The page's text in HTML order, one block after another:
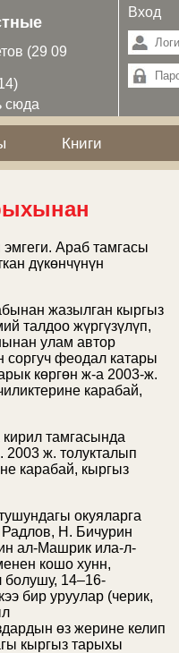
(29 09
сюда
Вход
Книги
эмгеги. Араб тамгасы
дүкөнчүнүн
жазылган кыргыз
талдоо жүргүзүлүп,
улам автор
соргуч феодал катары
көргөн ж-а 2003-ж.
карабай,
тамгасында
2003 ж. толукталып
карабай, кыргыз
окуяларга
, Н. Бичурин
ал-Машрик ила-л-
кошо хунн,
болушу, 14–16-
бир уруулар (черик,
өз жерине келип
кыргыз тарыхы